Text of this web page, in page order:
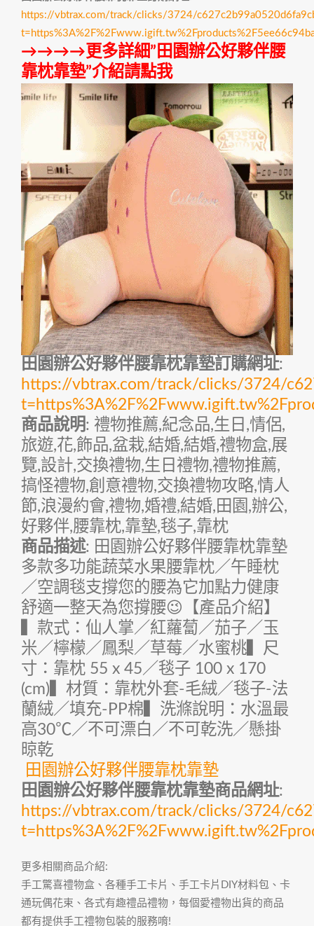
https://vbtrax.com/track/clicks/3724/
→→→→更多詳細”田園辦公好夥伴腰
靠枕靠墊”介紹請點我
田園辦公好夥伴腰靠枕靠墊訂購網址:
https://vbtrax.com/track/clicks/3724/
商品說明: 禮物推薦,紀念品,生日,情侶,
旅遊,花,飾品,盆栽,結婚,結婚,禮物盒,展
覽,設計,交換禮物,生日禮物,禮物推薦,
搞怪禮物,創意禮物,交換禮物攻略,情人
節,浪漫約會,禮物,婚禮,結婚,田園,辦公,
好夥伴,腰靠枕,靠墊,毯子,靠枕
商品描述: 田園辦公好夥伴腰靠枕靠墊
多款多功能蔬菜水果腰靠枕／午睡枕
／空調毯支撐您的腰為它加點力健康
舒適一整天為您撐腰😉【產品介紹】
▍款式：仙人掌／紅蘿蔔／茄子／玉
米／檸檬／鳳梨／草莓／水蜜桃▍尺
寸：靠枕 55 x 45／毯子 100 x 170
(cm)▍材質：靠枕外套-毛絨／毯子-法
蘭絨／填充-PP棉▍洗滌說明：水溫最
高30℃／不可漂白／不可乾洗／懸掛
晾乾
田園辦公好夥伴腰靠枕靠墊
田園辦公好夥伴腰靠枕靠墊商品網址:
https://vbtrax.com/track/clicks/3724/
更多相關商品介紹:
手工驚喜禮物盒、各種手工卡片、手工卡片DIY材料包、卡
通玩偶花束、各式有趣禮品禮物，每個愛禮物出貨的商品
都有提供手工禮物包裝的服務唷!